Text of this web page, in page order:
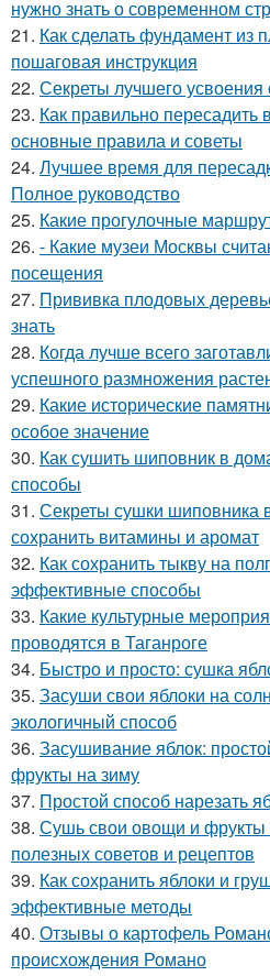
нужно знать о современном
21. Как сделать фундамент из
пошаговая инструкция
22. Секреты лучшего усвоения
23. Как правильно пересадить
основные правила и советы
24. Лучшее время для
Полное руководство
25. Какие прогулочные
26. - Какие музеи Москвы
посещения
27. Прививка плодовых
знать
28. Когда лучше всего
успешного размножения
29. Какие исторические
особое значение
30. Как сушить шиповник в
способы
31. Секреты сушки шиповника
сохранить витамины и аромат
32. Как сохранить тыкву на
эффективные способы
33. Какие культурные
проводятся в Таганроге
34. Быстро и просто: сушка
35. Засуши свои яблоки на
экологичный способ
36. Засушивание яблок:
фрукты на зиму
37. Простой способ нарезать
38. Сушь свои овощи и
полезных советов и рецептов
39. Как сохранить яблоки и
эффективные методы
40. Отзывы о картофель
происхождения Романо